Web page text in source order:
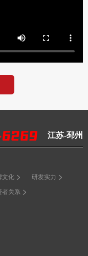
江苏-邳州
文化 研发实力
者关系